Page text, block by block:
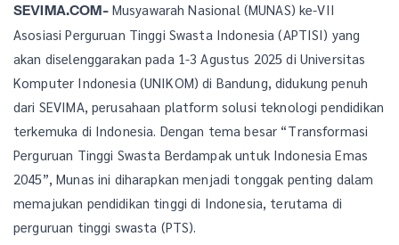
SEVIMA.COM-Musyawarah Nasional (MUNAS) ke-VII
Asosiasi Perguruan Tinggi Swasta Indonesia (APTISI) yang
akan diselenggarakan pada 1-3 Agustus 2025 di Universitas
Komputer Indonesia (UNIKOM) di Bandung, didukung penuh
dari SEVIMA, perusahaan platform solusi teknologi pendidikan
terkemuka di Indonesia. Dengan tema besar “Transformasi
Perguruan Tinggi Swasta Berdampak untuk Indonesia Emas
2045”, Munas ini diharapkan menjadi tonggak penting dalam
memajukan pendidikan tinggi di Indonesia, terutama di
perguruan tinggi swasta (PTS).